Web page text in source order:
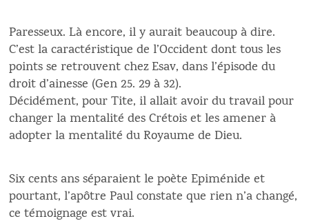
Paresseux. Là encore, il y aurait beaucoup à dire.
C’est la caractéristique de l’Occident dont tous les
points se retrouvent chez Esav, dans l’épisode du
droit d’ainesse (Gen 25. 29 à 32).
Décidément, pour Tite, il allait avoir du travail pour
changer la mentalité des Crétois et les amener à
adopter la mentalité du Royaume de Dieu.
Six cents ans séparaient le poète Epiménide et
pourtant, l’apôtre Paul constate que rien n’a changé,
ce témoignage est vrai.